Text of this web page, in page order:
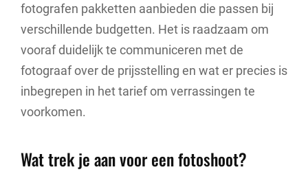
fotografen pakketten aanbieden die passen bij
verschillende budgetten. Het is raadzaam om
vooraf duidelijk te communiceren met de
fotograaf over de prijsstelling en wat er precies is
inbegrepen in het tarief om verrassingen te
voorkomen.
Wat trek je aan voor een fotoshoot?